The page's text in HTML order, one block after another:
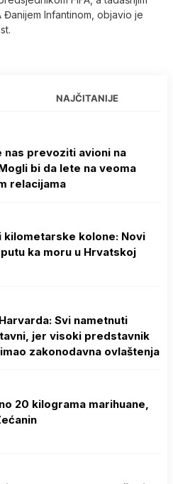
Đanijem Infantinom, objavio je
NAJČITANIJE
nas prevoziti avioni na
bi da lete na veoma
relacijama
kilometarske kolone: Novi
ka moru u Hrvatskoj
Svi nametnuti
jer visoki predstavnik
zakonodavna ovlaštenja
20 kilograma marihuane,